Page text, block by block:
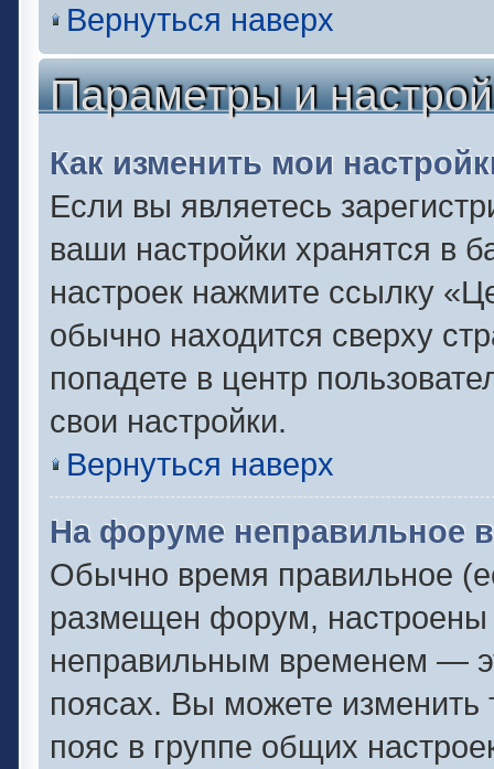
Вернуться наверх
Параметры и
Как изменить мои
Если вы являетесь
ваши настройки хранятся в
настроек нажмите ссылку
обычно находится сверху
попадете в центр
свои настройки.
Вернуться наверх
На форуме неправильное
Обычно время правильное
размещен форум, настроены
неправильным временем —
поясах. Вы можете изменить
пояс в группе общих